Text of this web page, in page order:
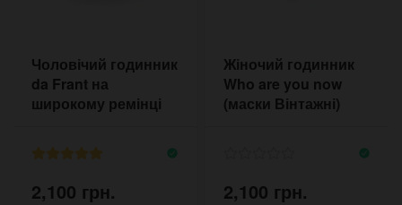
Чоловічий годинник
da Frant на
широкому ремінці
2,100 грн.
Жіночий годинник
Who are you now
(маски Вінтажні)
2,100 грн.